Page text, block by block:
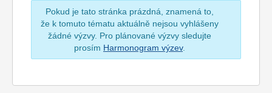
Pokud je tato stránka prázdná, znamená to,
že k tomuto tématu aktuálně nejsou vyhlášeny
žádné výzvy. Pro plánované výzvy sledujte
prosím Harmonogram výzev.